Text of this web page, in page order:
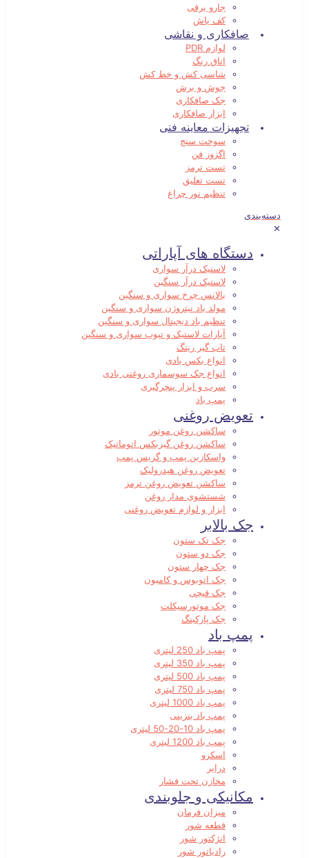
جارو برقی
کف پاش
صافکاری و نقاشی
لوازم PDR
اتاق رنگ
شاسی کش و خط کش
جوش و برش
جک صافکاری
ابزار صافکاری
تجهیزات معاینه فنی
سوخت سنج
اگزوز فن
تست ترمز
تست تعلیق
تنظیم نور چراغ
دسته‌بندی
✕
دستگاه های آپاراتی
لاستیک درآر سواری
لاستیک درآر سنگین
بالانس چرخ سواری و سنگین
مولد باد نیتروژن سواری و سنگین
تنظیم باد دیجیتال سواری و سنگین
آپارات لاستیک و تیوپ سواری و سنگین
تاب گیر رینگ
انواع بکس بادی
انواع جک سوسماری روغنی بادی
سرب و ابزار پنچرگیری
پمپ باد
تعویض روغنی
ساکشن روغن موتور
ساکشن روغن گیربکس اتوماتیک
واسکازین پمپ و گریس پمپ
تعویض روغن هیدرولیک
ساکشن تعویض روغن ترمز
شستشوی مدار روغن
ابزار و لوازم تعویض روغنی
جک بالابر
جک تک ستون
جک دو ستون
جک چهار ستون
جک اتوبوس و کامیون
جک قیچی
جک موتورسیکلت
جک پارکینگ
پمپ باد
پمپ باد 250 لیتری
پمپ باد 350 لیتری
پمپ باد 500 لیتری
پمپ باد 750 لیتری
پمپ باد 1000 لیتری
پمپ باد بنزینی
پمپ باد 10-20-50 لیتری
پمپ باد 1200 لیتری
اسکرو
درایر
مخازن تحت فشار
مکانیکی و جلوبندی
میزان فرمان
قطعه شور
انژکتور شور
رادیاتور شور